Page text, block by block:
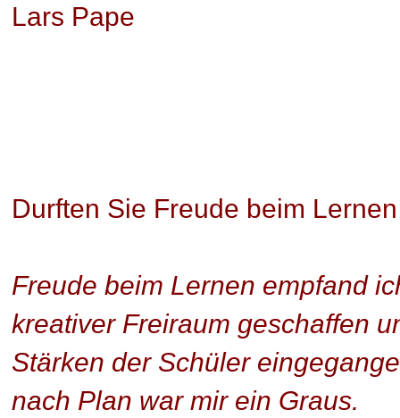
Lars Pape
Durften Sie Freude beim
Freude beim Lernen empfand
kreativer Freiraum geschaffen
Stärken der Schüler
nach Plan war mir ein Graus.